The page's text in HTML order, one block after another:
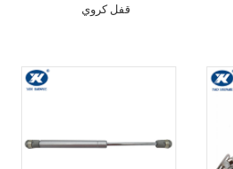
قفل كروي